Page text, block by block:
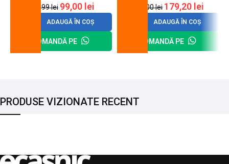
120,99lei 99,00 lei
ADAUGĂ ÎN COȘ
COMANDĂ PE
200,00lei 179,20 lei
ADAUGĂ ÎN COȘ
COMANDĂ PE
PRODUSE VIZIONATE RECENT